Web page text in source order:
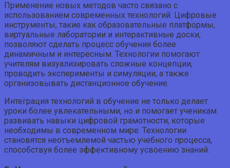
Применение новых методов часто связано с
использованием современных технологий. Цифровые
инструменты, такие как образовательные платформы,
виртуальные лаборатории и интерактивные доски,
позволяют сделать процесс обучения более
динамичным и интересным. Технологии помогают
учителям визуализировать сложные концепции,
проводить эксперименты и симуляции, а также
организовывать дистанционное обучение.
Интеграция технологий в обучение не только делает
уроки более увлекательными, но и помогает ученикам
развивать навыки цифровой грамотности, которые
необходимы в современном мире. Технологии
становятся неотъемлемой частью учебного процесса,
способствуя более эффективному усвоению знаний.